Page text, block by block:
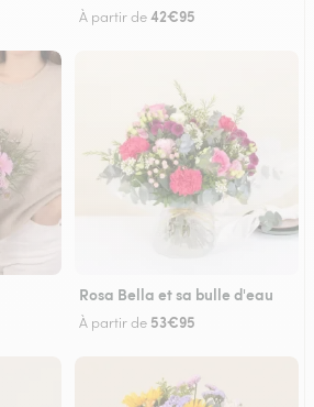
À partir de42€95
Rosa Bella et sa bulle d'eau
À partir de 53€95